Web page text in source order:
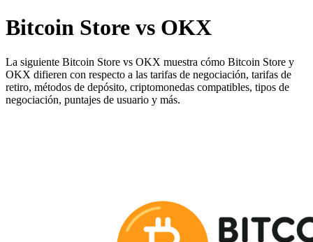
Bitcoin Store vs OKX
La siguiente Bitcoin Store vs OKX muestra cómo Bitcoin Store y
OKX difieren con respecto a las tarifas de negociación, tarifas de
retiro, métodos de depósito, criptomonedas compatibles, tipos de
negociación, puntajes de usuario y más.